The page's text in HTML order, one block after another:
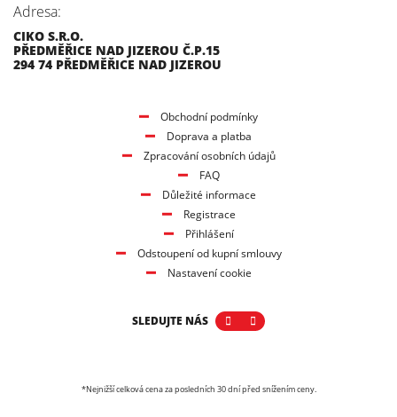
Adresa:
CIKO S.R.O.
PŘEDMĚŘICE NAD JIZEROU Č.P.15
294 74 PŘEDMĚŘICE NAD JIZEROU
Obchodní podmínky
Doprava a platba
Zpracování osobních údajů
FAQ
Důležité informace
Registrace
Přihlášení
Odstoupení od kupní smlouvy
Nastavení cookie
SLEDUJTE NÁS
*Nejnižší celková cena za posledních 30 dní před snížením ceny.